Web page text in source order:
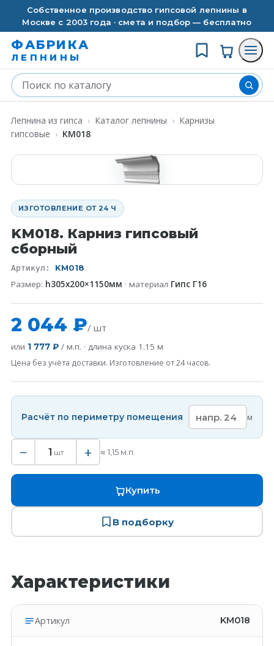
Собственное производство гипсовой лепнины в
Москве с 2003 года · смета и подбор — бесплатно
ФАБРИКА
ЛЕПНИНЫ
Лепнина из гипса › Каталог лепнины › Карнизы
гипсовые › KM018
ИЗГОТОВЛЕНИЕ ОТ 24 Ч
KM018. Карниз гипсовый
сборный
Артикул: KM018
Размер: h305х200×1150мм · материал Гипс Г16
2 044 ₽/ шт
или 1 777 ₽ / м.п. · длина куска 1.15 м
Цена без учёта доставки. Изготовление от 24 часов.
Расчёт по периметру помещения м
− 1 шт + ≈ 1,15 м.п.
Купить
В подборку
Характеристики
Артикул KM018